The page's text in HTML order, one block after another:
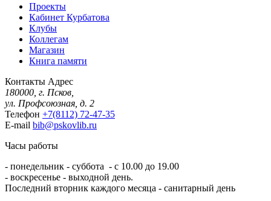
Проекты
Кабинет Курбатова
Клубы
Коллегам
Магазин
Книга памяти
Контакты Адрес
180000, г. Псков,
ул. Профсоюзная, д. 2
Телефон +7(8112) 72-47-35
E-mail bib@pskovlib.ru
Часы работы
- понедельник - суббота - с 10.00 до 19.00
- воскресенье - выходной день.
Последний вторник каждого месяца - санитарный день